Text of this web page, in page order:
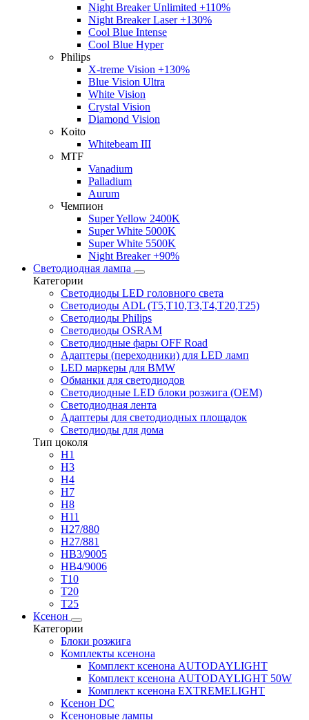
Night Breaker Unlimited +110%
Night Breaker Laser +130%
Cool Blue Intense
Cool Blue Hyper
Philips
X-treme Vision +130%
Blue Vision Ultra
White Vision
Crystal Vision
Diamond Vision
Koito
Whitebeam III
MTF
Vanadium
Palladium
Aurum
Чемпион
Super Yellow 2400K
Super White 5000K
Super White 5500K
Night Breaker +90%
Светодиодная лампа
Категории
Светодиоды LED головного света
Светодиоды ADL (T5,T10,T3,T4,T20,T25)
Светодиоды Philips
Светодиоды OSRAM
Светодиодные фары OFF Road
Адаптеры (переходники) для LED ламп
LED маркеры для BMW
Обманки для светодиодов
Светодиодные LED блоки розжига (OEM)
Светодиодная лента
Адаптеры для светодиодных площадок
Светодиоды для дома
Тип цоколя
H1
H3
H4
H7
H8
H11
H27/880
H27/881
HB3/9005
HB4/9006
T10
T20
T25
Ксенон
Категории
Блоки розжига
Комплекты ксенона
Комплект ксенона AUTODAYLIGHT
Комплект ксенона AUTODAYLIGHT 50W
Комплект ксенона EXTREMELIGHT
Ксенон DC
Ксеноновые лампы